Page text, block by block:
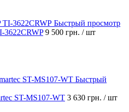
Быстрый просмотр
3622CRWP 9 500 грн. / шт
Быстрый
ST-MS107-WT 3 630 грн. / шт